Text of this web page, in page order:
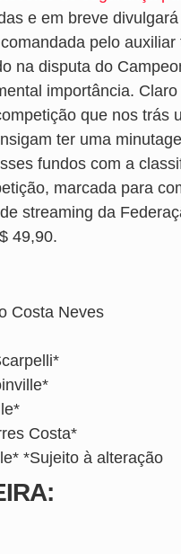
e em breve
pelo
na disputa do
importância.
que nos trás
ter uma
fundos com a
marcada para
streaming da
49,90.
Costa Neves
Costa*
*Sujeito à alteração